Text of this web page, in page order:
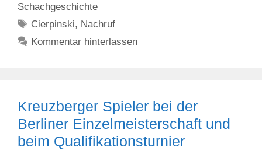
Schachgeschichte
Schlagwörter
Cierpinski, Nachruf
Kommentar hinterlassen
Kreuzberger Spieler bei der
Berliner Einzelmeisterschaft und
beim Qualifikationsturnier